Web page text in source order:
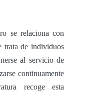
se relaciona con
trata de individuos
al servicio de
continuamente
recoge esta